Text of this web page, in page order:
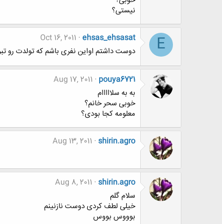
نیستی؟
E
ehsas_ehsasat
Oct 16, 2011
دوست داشتم اواین نفری باشم که تولدت رو
pouya6721
Aug 17, 2011
به به سلااااام
خوبی سحر خانم؟
معلومه کجا بودی؟
shirin.agro
Aug 13, 2011
shirin.agro
Aug 8, 2011
سلام گلم
خیلی لطف کردی دوست نازنینم
بوووس بووس